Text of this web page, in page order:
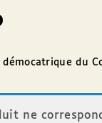
démocatrique du
ne